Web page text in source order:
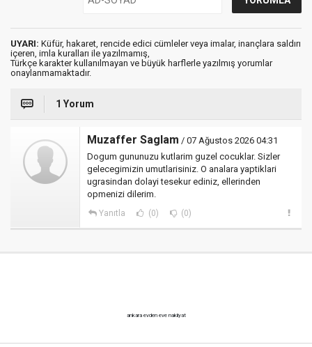
UYARI: Küfür, hakaret, rencide edici cümleler veya imalar, inançlara saldırı
içeren, imla kuralları ile yazılmamış,
Türkçe karakter kullanılmayan ve büyük harflerle yazılmış yorumlar
onaylanmamaktadır.
1 Yorum
Muzaffer Saglam / 07 Ağustos 2026 04:31
Dogum gununuzu kutlarim guzel cocuklar. Sizler
gelecegimizin umutlarisiniz. O analara yaptiklari
ugrasindan dolayi tesekur ediniz, ellerinden
opmenizi dilerim.
Yanıtla (0) (0)
ankara evden eve nakliyat